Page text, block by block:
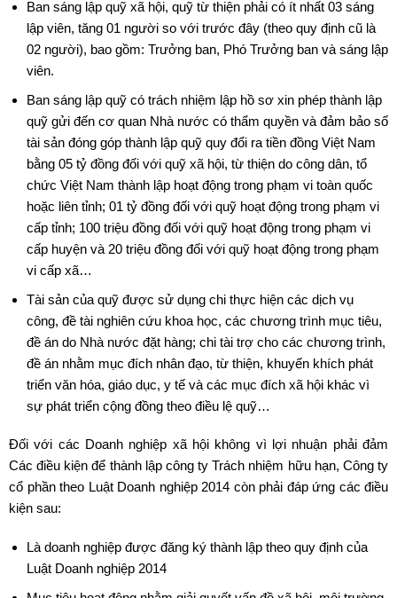
Ban sáng lập quỹ xã hội, quỹ từ thiện phải có ít nhất 03 sáng
lập viên, tăng 01 người so với trước đây (theo quy định cũ là
02 người), bao gồm: Trưởng ban, Phó Trưởng ban và sáng lập
viên.
Ban sáng lập quỹ có trách nhiệm lập hồ sơ xin phép thành lập
quỹ gửi đến cơ quan Nhà nước có thẩm quyền và đảm bảo số
tài sản đóng góp thành lập quỹ quy đổi ra tiền đồng Việt Nam
bằng 05 tỷ đồng đối với quỹ xã hội, từ thiện do công dân, tổ
chức Việt Nam thành lập hoạt động trong phạm vi toàn quốc
hoặc liên tỉnh; 01 tỷ đồng đối với quỹ hoạt động trong phạm vi
cấp tỉnh; 100 triệu đồng đối với quỹ hoạt động trong phạm vi
cấp huyện và 20 triệu đồng đối với quỹ hoạt động trong phạm
vi cấp xã…
Tài sản của quỹ được sử dụng chi thực hiện các dịch vụ
công, đề tài nghiên cứu khoa học, các chương trình mục tiêu,
đề án do Nhà nước đặt hàng; chi tài trợ cho các chương trình,
đề án nhằm mục đích nhân đạo, từ thiện, khuyến khích phát
triển văn hóa, giáo dục, y tế và các mục đích xã hội khác vì
sự phát triển cộng đồng theo điều lệ quỹ…
Đối với các Doanh nghiệp xã hội không vì lợi nhuận phải đảm
Các điều kiện để thành lập công ty Trách nhiệm hữu hạn, Công ty
cổ phần theo Luật Doanh nghiệp 2014 còn phải đáp ứng các điều
kiện sau:
Là doanh nghiệp được đăng ký thành lập theo quy định của
Luật Doanh nghiệp 2014